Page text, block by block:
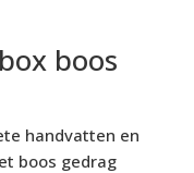
boos
handvatten en
boos gedrag